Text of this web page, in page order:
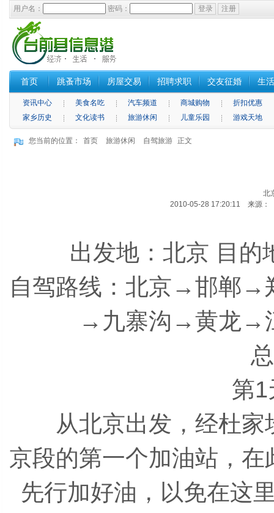
用户名： 密码：
首页 跳蚤市场 房屋交易 招聘求职 交友征婚 生
资讯中心 美食名吃 汽车频道 商城购物
折扣优惠
家乡历史
文化读书 旅游休闲 儿童乐园 游戏天地
您当前的位置： 首页 旅游休闲 自驾旅游 正文
北
2010-05-28 17:20:11 来源：
出发地：北京 目的
自驾路线：北京→邯郸
→九寨沟→黄龙→
总
第1
从北京出发，经杜家
京段的第一个加油站，
先行加好油，以免在这